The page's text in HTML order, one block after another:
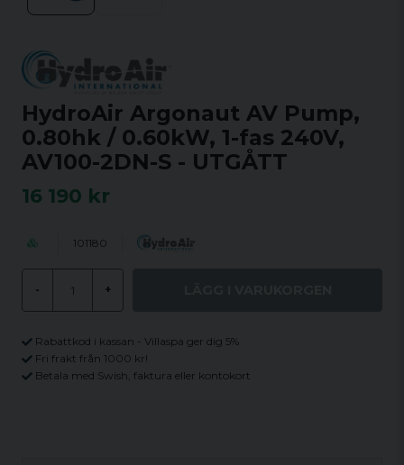
HydroAir Argonaut AV Pump,
0.80hk / 0.60kW, 1-fas 240V,
AV100-2DN-S - UTGÅTT
16 190 kr
101180
- +
Rabattkod i kassan - Villaspa ger dig 5%
Fri frakt från 1000 kr!
Betala med Swish, faktura eller kontokort